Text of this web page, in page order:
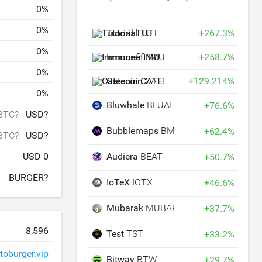
0%
0%
0%
0%
0%
USD?
USD?
USD 0
BURGER?
8,596
TutorialTUT +267.3%
ImmunefiIMU +258.7%
CatecoinCATE +129.214%
Bluwhale BLUAI +76.6%
Bubblemaps BMT +62.4%
Audiera BEAT +50.7%
IoTeX IOTX +46.6%
Mubarak MUBARAK +37.7%
TestTST +33.2%
Bitway BTW